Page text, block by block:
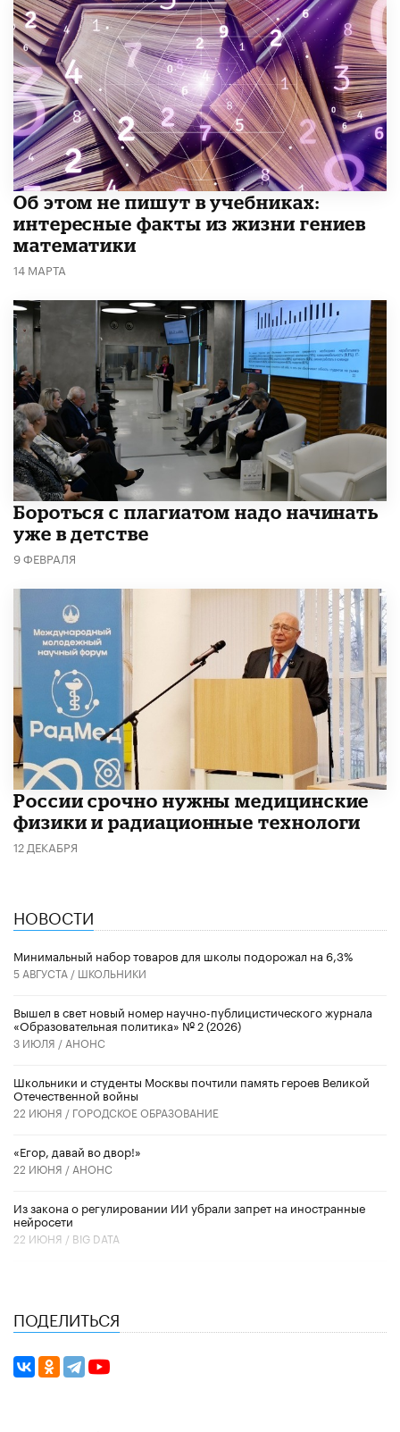
Об этом не пишут в учебниках:
интересные факты из жизни гениев
математики
14 МАРТА
​Бороться с плагиатом надо начинать
уже в детстве
9 ФЕВРАЛЯ
России срочно нужны медицинские
физики и радиационные технологи
12 ДЕКАБРЯ
НОВОСТИ
Минимальный набор товаров для школы подорожал на 6,3%
5 АВГУСТА / ШКОЛЬНИКИ
Вышел в свет новый номер научно-публицистического журнала
«Образовательная политика» № 2 (2026)
3 ИЮЛЯ / АНОНС
Школьники и студенты Москвы почтили память героев Великой
Отечественной войны
22 ИЮНЯ / ГОРОДСКОЕ ОБРАЗОВАНИЕ
«Егор, давай во двор!»
22 ИЮНЯ / АНОНС
Из закона о регулировании ИИ убрали запрет на иностранные
нейросети
22 ИЮНЯ / BIG DATA
ПОДЕЛИТЬСЯ